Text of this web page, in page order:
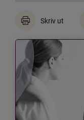
Skriv ut